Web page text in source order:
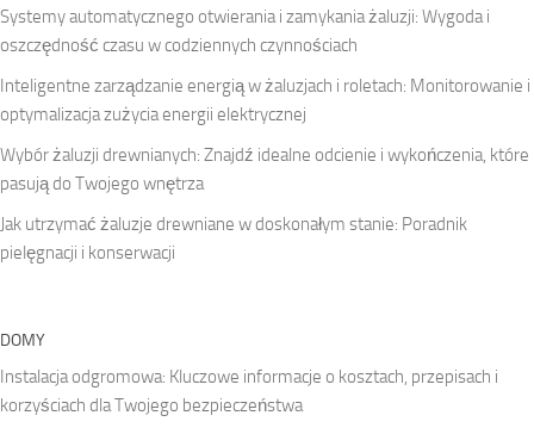
Systemy automatycznego otwierania i zamykania żaluzji: Wygoda i
oszczędność czasu w codziennych czynnościach
Inteligentne zarządzanie energią w żaluzjach i roletach: Monitorowanie i
optymalizacja zużycia energii elektrycznej
Wybór żaluzji drewnianych: Znajdź idealne odcienie i wykończenia, które
pasują do Twojego wnętrza
Jak utrzymać żaluzje drewniane w doskonałym stanie: Poradnik
pielęgnacji i konserwacji
DOMY
Instalacja odgromowa: Kluczowe informacje o kosztach, przepisach i
korzyściach dla Twojego bezpieczeństwa